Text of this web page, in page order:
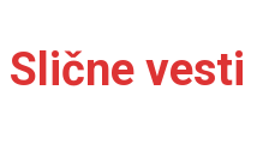
Slične vesti